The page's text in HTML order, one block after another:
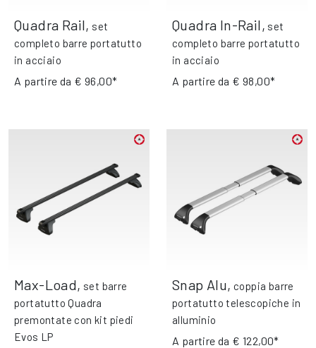
Quadra Rail, set
completo barre portatutto
in acciaio
A partire da € 96,00*
Quadra In-Rail, set
completo barre portatutto
in acciaio
A partire da € 98,00*
Max-Load, set barre
portatutto Quadra
premontate con kit piedi
Evos LP
Snap Alu, coppia barre
portatutto telescopiche in
alluminio
A partire da € 122,00*